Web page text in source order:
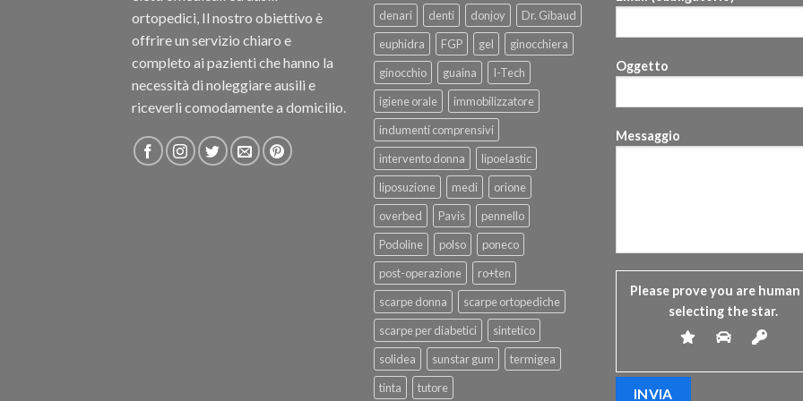
ortopedici, Il nostro obiettivo è
offrire un servizio chiaro e
completo ai pazienti che hanno la
necessità di noleggiare ausili e
riceverli comodamente a domicilio.
denari denti donjoy
Dr. Gibaud
euphidra
FGP gel
ginocchiera
ginocchio
guaina
I-Tech
igiene orale
immobilizzatore
indumenti comprensivi
intervento donna
lipoelastic
liposuzione
medi
orione
overbed
Pavis
pennello
Podoline
polso
poneco
post-operazione
ro+ten
scarpe donna
scarpe ortopediche
scarpe per diabetici
sintetico
solidea
sunstar gum
termigea
tinta
tutore
Oggetto
Messaggio
Please prove you are human
selecting the star.